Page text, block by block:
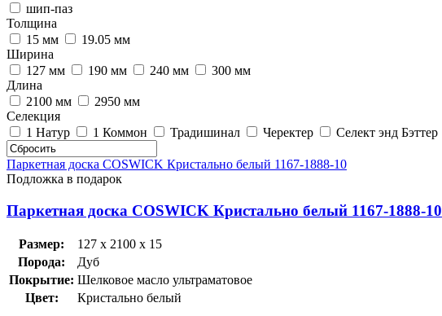
шип-паз
Толщина
15 мм
19.05 мм
Ширина
127 мм
190 мм 240 мм
300 мм
Длина
2100 мм
2950 мм
Селекция
1 Натур
1 Коммон Традишинал Черектер Селект энд Бэттер
Паркетная доска COSWICK Кристально белый 1167-1888-10
Подложка в подарок
Паркетная доска COSWICK Кристально белый 1167-1888-10
Размер:
127 x 2100 x 15
Порода:
Дуб
Покрытие: Шелковое масло ультраматовое
Цвет:
Кристально белый